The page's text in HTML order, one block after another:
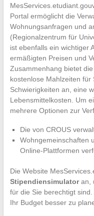
Portal ermöglicht die
Wohnungsanfragen und
(Regionalzentrum für
ist ebenfalls ein wichtiger
ermäßigten Preisen und
Zusammenhang bietet die
kostenlose Mahlzeiten für
Schwierigkeiten an, eine
Lebensmittelkosten. Um
mehrere Optionen zur
Die von CROUS
Wohngemeinschaften
Online-Plattformen
Die Website
Stipendiensimulatoran,
für die Sie berechtigt
Ihr Budget besser zu